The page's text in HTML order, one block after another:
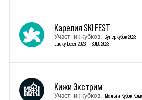
Карелия SKI FEST
Участник кубков: Суперкубок 2023
Lucky Loser 2023
SOLO 2023
Кижи Экстрим
Участник кубков: Малый Кубок